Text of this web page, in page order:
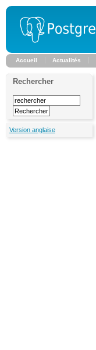
Accueil Actualités
Rechercher
Version anglaise